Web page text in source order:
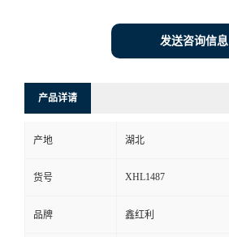
发送咨询信息
产品详请
产地 湖北
货号 XHL1487
品牌 鑫红利